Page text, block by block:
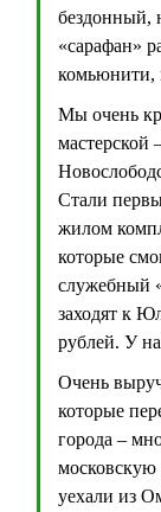
бездонный,
«сарафан»
комьюнити,
Мы очень
мастерской
Стали
жилом
которые
служебный
заходят к
рублей. У
Очень
которые
города –
московскую
уехали из